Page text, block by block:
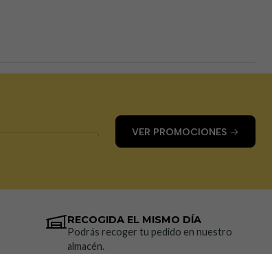
VER PROMOCIONES
RECOGIDA EL MISMO DÍA
Podrás recoger tu pedido en nuestro
almacén.